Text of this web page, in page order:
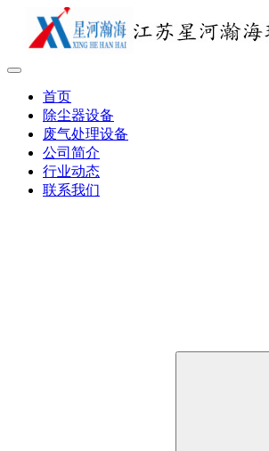
首页
除尘器设备
废气处理设备
公司简介
行业动态
联系我们